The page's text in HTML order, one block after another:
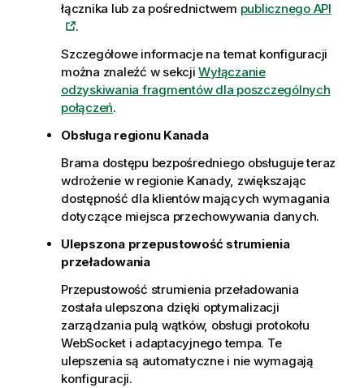
łącznika lub za pośrednictwem publicznego API
.
Szczegółowe informacje na temat konfiguracji
można znaleźć w sekcjiWyłączanie
odzyskiwania fragmentów dla poszczególnych
połączeń.
Obsługa regionu Kanada
Brama dostępu bezpośredniego obsługuje teraz
wdrożenie w regionie Kanady, zwiększając
dostępność dla klientów mających wymagania
dotyczące miejsca przechowywania danych.
Ulepszona przepustowość strumienia
przeładowania
Przepustowość strumienia przeładowania
została ulepszona dzięki optymalizacji
zarządzania pulą wątków, obsługi protokołu
WebSocket i adaptacyjnego tempa. Te
ulepszenia są automatyczne i nie wymagają
konfiguracji.